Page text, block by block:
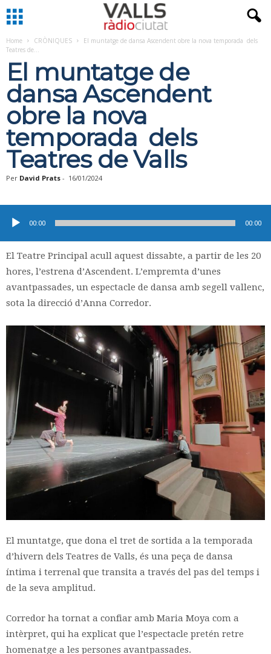
Home CRÒNIQUES
El muntatge de dansa Ascendent obre la nova temporada dels
Teatres de...
El muntatge de
dansa Ascendent
obre la nova
temporada dels
Teatres de Valls
Per David Prats - 16/01/2024
d'àudio
00:00 00:00
El Teatre Principal acull aquest dissabte, a partir de les 20
hores, l’estrena d’Ascendent. L’empremta d’unes
avantpassades, un espectacle de dansa amb segell vallenc,
sota la direcció d’Anna Corredor.
El muntatge, que dona el tret de sortida a la temporada
d’hivern dels Teatres de Valls, és una peça de dansa
íntima i terrenal que transita a través del pas del temps i
de la seva amplitud.
Corredor ha tornat a confiar amb Maria Moya com a
intèrpret, qui ha explicat que l’espectacle pretén retre
homenatge a les persones avantpassades.